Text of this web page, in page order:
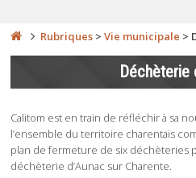
Rubriques >Vie municipale >
Déchèterie
Calitom est en train de réfléchir à sa
l’ensemble du territoire charentais
plan de fermeture de six déchèteries
déchèterie d’Aunac sur Charente.